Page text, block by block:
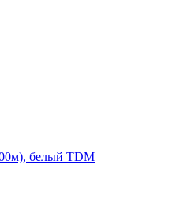
белый TDM